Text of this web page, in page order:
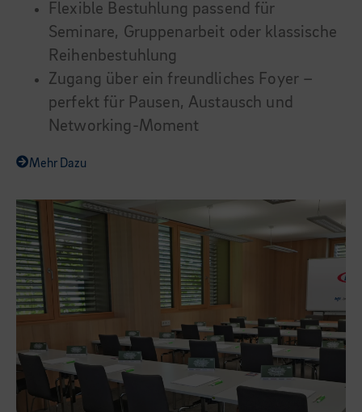
Flexible Bestuhlung passend für
Seminare, Gruppenarbeit oder klassische
Reihenbestuhlung
Zugang über ein freundliches Foyer –
perfekt für Pausen, Austausch und
Networking-Moment
Mehr Dazu